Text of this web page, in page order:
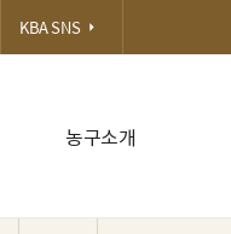
농구소개
KBA SNS